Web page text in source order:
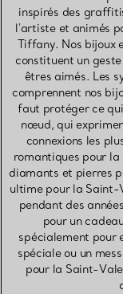
inspirés des
l'artiste et animés
Tiffany. Nos bijoux
constituent un
êtres aimés. Les
comprennent nos
faut protéger ce
nœud, qui
connexions les
romantiques pour
diamants et pierres
ultime pour la Saint-
pendant des
pour un
spécialement pour
spéciale ou un
pour la Saint-